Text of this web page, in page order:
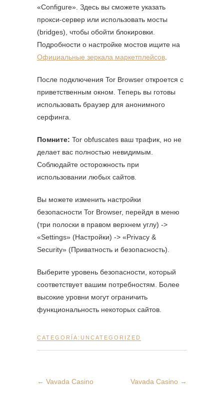
«Configure». Здесь вы сможете указать
прокси-сервер или использовать мосты
(bridges), чтобы обойти блокировки.
Подробности о настройке мостов ищите на
Официальные зеркала маркетплейсов
После подключения Tor Browser откроется с
приветственным окном. Теперь вы готовы
использовать браузер для анонимного
серфинга.
Помните: Tor obfuscates ваш трафик, но не
делает вас полностью невидимым.
Соблюдайте осторожность при
использовании любых сайтов.
Вы можете изменить настройки
безопасности Tor Browser, перейдя в меню
(три полоски в правом верхнем углу) ->
«Settings» (Настройки) -> «Privacy &
Security» (Приватность и безопасность).
Выберите уровень безопасности, который
соответствует вашим потребностям. Более
высокие уровни могут ограничить
функциональность некоторых сайтов.
CATEGORÍA: UNCATEGORIZED
← Vavada Casino Vavada Casino →